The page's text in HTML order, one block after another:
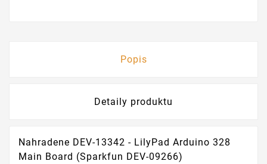
Popis
Detaily produktu
Nahradene DEV-13342 - LilyPad Arduino 328
Main Board (Sparkfun DEV-09266)